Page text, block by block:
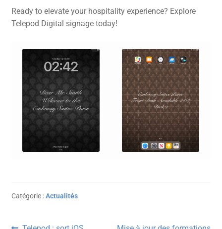
Ready to elevate your hospitality experience? Explore
Telepod Digital signage today!
Catégorie :Actualités